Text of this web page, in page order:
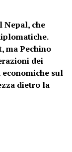
Nepal, che
ma Pechino
dei
sul
dietro la